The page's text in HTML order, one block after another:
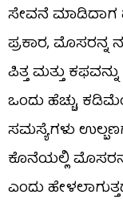
ಸೇವನೆ ಮಾಡಿದಾಗ
ಪ್ರಕಾರ, ಮೊಸರನ್ನ
ಪಿತ್ತ ಮತ್ತು
ಒಂದು ಹೆಚ್ಚು,
ಸಮಸ್ಯೆಗಳು
ಕೊನೆಯಲ್ಲಿ
ಎಂದು